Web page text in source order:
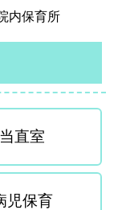
内保育所
当直室
児保育